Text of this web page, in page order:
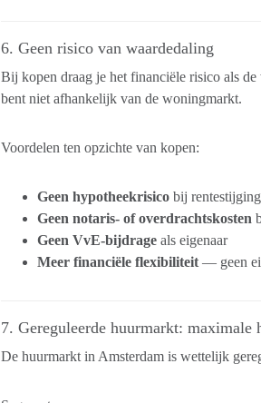
6. Geen risico van waardedaling
Bij kopen draag je het financiële risico als
bent niet afhankelijk van de woningmarkt.
Voordelen ten opzichte van kopen:
Geen hypotheekrisicobij
Geen notaris- of overdrachtskosten
Geen VvE-bijdrageals eigenaar
Meer financiële flexibiliteit— geen
7. Gereguleerde huurmarkt: maximale
De huurmarkt in Amsterdam is wettelijk